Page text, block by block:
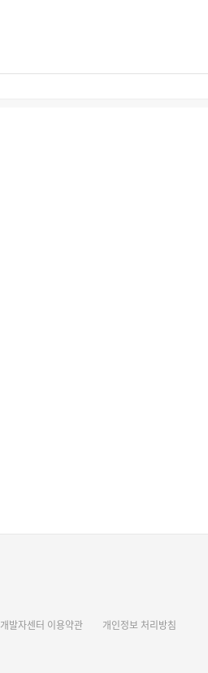
개발자센터 이용약관 개인정보 처리방침